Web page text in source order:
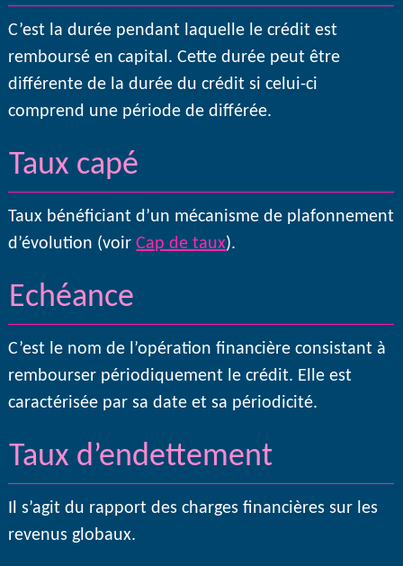
C’est la durée pendant laquelle le crédit est
remboursé en capital. Cette durée peut être
différente de la durée du crédit si celui-ci
comprend une période de différée.
Taux capé
Taux bénéficiant d’un mécanisme de plafonnement
d’évolution (voirCap de taux).
Echéance
C’est le nom de l’opération financière consistant à
rembourser périodiquement le crédit. Elle est
caractérisée par sa date et sa périodicité.
Taux d’endettement
Il s’agit du rapport des charges financières sur les
revenus globaux.